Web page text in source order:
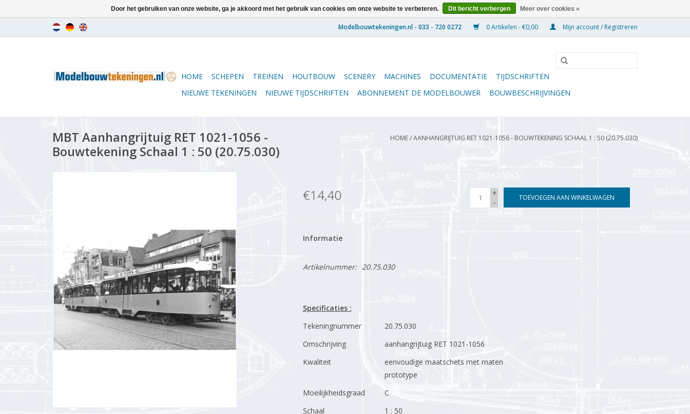
0 Artikelen - €0,00 Mijn account / Registreren
HOME SCHEPEN TREINEN HOUTBOUW SCENERY MACHINES DOCUMENTATIE
TIJDSCHRIFTEN
NIEUWE TEKENINGEN
NIEUWE TIJDSCHRIFTEN ABONNEMENT DE MODELBOUWER BOUWBESCHRIJVINGEN
MBT Aanhangrijtuig RET 1021-1056 -
Bouwtekening Schaal 1 : 50 (20.75.030)
HOME/AANHANGRIJTUIG RET 1021-1056 - BOUWTEKENING SCHAAL 1 : 50 (20.75.030)
€14,40
+
-
TOEVOEGEN AAN WINKELWAGEN
Informatie
Artikelnummer: 20.75.030
Specificaties :
Tekeningnummer
20.75.030
Omschrijving
aanhangrijtuig RET 1021-1056
Kwaliteit
eenvoudige maatschets met maten
prototype
Moeilijkheidsgraad
C
Schaal
1 : 50
Door het gebruiken van onze website, ga je akkoord met het gebruik van cookies om onze website te verbeteren. Dit bericht verbergen Meer over cookies »